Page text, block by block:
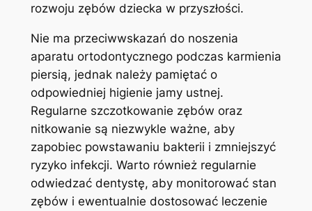
rozwoju zębów dziecka w przyszłości.
Nie ma przeciwwskazań do noszenia
aparatu ortodontycznego podczas karmienia
piersią, jednak należy‌ pamiętać o
odpowiedniej higienie jamy ustnej.
Regularne szczotkowanie zębów ‍oraz
nitkowanie są niezwykle ważne, aby
zapobiec powstawaniu bakterii ‍i zmniejszyć
ryzyko infekcji. Warto również regularnie⁢
odwiedzać‍ dentystę, aby monitorować stan
zębów i ewentualnie dostosować leczenie